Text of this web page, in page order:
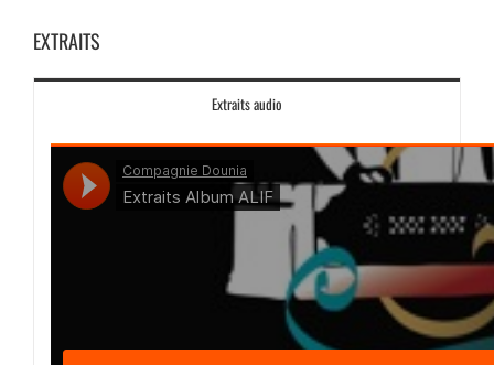
EXTRAITS
Extraits audio